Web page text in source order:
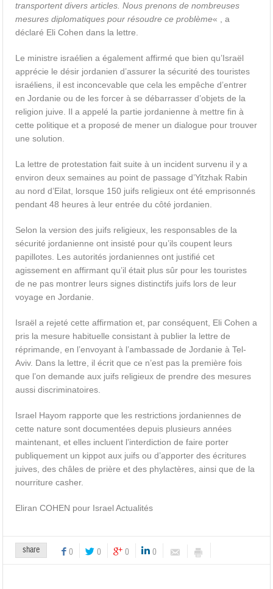
transportent divers articles. Nous prenons de nombreuses
mesures diplomatiques pour résoudre ce problème« , a
déclaré Eli Cohen dans la lettre.
Le ministre israélien a également affirmé que bien qu’Israël
apprécie le désir jordanien d’assurer la sécurité des touristes
israéliens, il est inconcevable que cela les empêche d’entrer
en Jordanie ou de les forcer à se débarrasser d’objets de la
religion juive. Il a appelé la partie jordanienne à mettre fin à
cette politique et a proposé de mener un dialogue pour trouver
une solution.
La lettre de protestation fait suite à un incident survenu il y a
environ deux semaines au point de passage d’Yitzhak Rabin
au nord d’Eilat, lorsque 150 juifs religieux ont été emprisonnés
pendant 48 heures à leur entrée du côté jordanien.
Selon la version des juifs religieux, les responsables de la
sécurité jordanienne ont insisté pour qu’ils coupent leurs
papillotes. Les autorités jordaniennes ont justifié cet
agissement en affirmant qu’il était plus sûr pour les touristes
de ne pas montrer leurs signes distinctifs juifs lors de leur
voyage en Jordanie.
Israël a rejeté cette affirmation et, par conséquent, Eli Cohen a
pris la mesure habituelle consistant à publier la lettre de
réprimande, en l’envoyant à l’ambassade de Jordanie à Tel-
Aviv. Dans la lettre, il écrit que ce n’est pas la première fois
que l’on demande aux juifs religieux de prendre des mesures
aussi discriminatoires.
Israel Hayom rapporte que les restrictions jordaniennes de
cette nature sont documentées depuis plusieurs années
maintenant, et elles incluent l’interdiction de faire porter
publiquement un kippot aux juifs ou d’apporter des écritures
juives, des châles de prière et des phylactères, ainsi que de la
nourriture casher.
Eliran COHEN pour Israel Actualités
share 0 0 0 0